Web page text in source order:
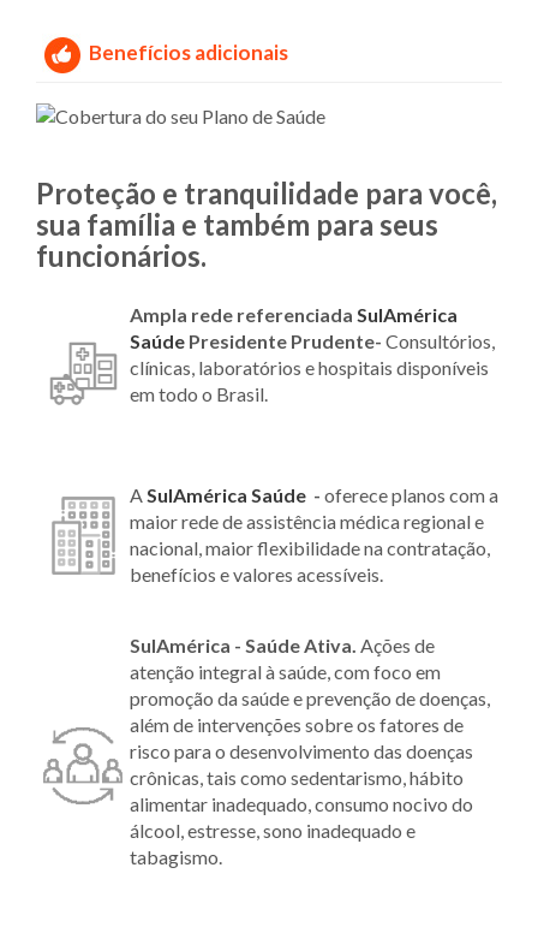
Benefícios adicionais
Proteção e tranquilidade para você,
sua família e também para seus
funcionários.
Ampla rede referenciada SulAmérica
Saúde Presidente Prudente- Consultórios,
clínicas, laboratórios e hospitais disponíveis
em todo o Brasil.
ASulAmérica Saúde - oferece planos com a
maior rede de assistência médica regional e
nacional, maior flexibilidade na contratação,
benefícios e valores acessíveis.
SulAmérica - Saúde Ativa. Ações de
atenção integral à saúde, com foco em
promoção da saúde e prevenção de doenças,
além de intervenções sobre os fatores de
risco para o desenvolvimento das doenças
crônicas, tais como sedentarismo, hábito
alimentar inadequado, consumo nocivo do
álcool, estresse, sono inadequado e
tabagismo.